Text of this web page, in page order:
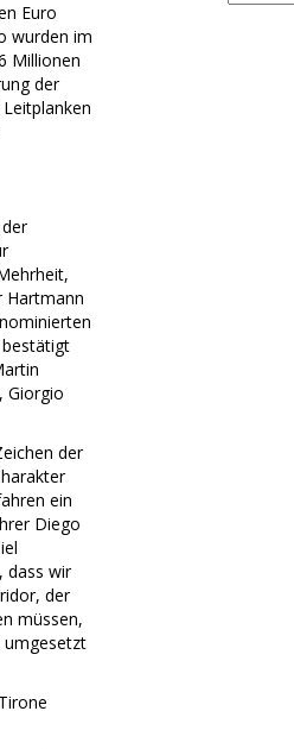
Euro
wurden im
Millionen
der
Hartmann
Giorgio
der
ein
Diego
dass wir
der
müssen,
umgesetzt